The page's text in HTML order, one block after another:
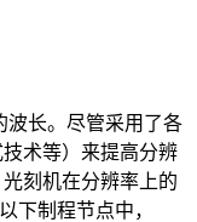
波长。尽管采用了各
术等）来提高分辨
刻机在分辨率上的
下制程节点中，